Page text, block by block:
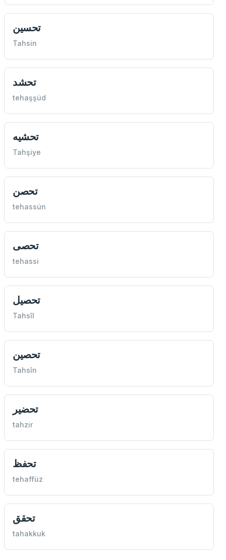
تحسين
Tahsin
تحشد
tehaşşüd
تحشيه
Tahşiye
تحصن
tehassün
تحصی
tehassi
تحصيل
Tahsîl
تحصين
Tahsîn
تحضير
tahzir
تحفظ
tehaffüz
تحقق
tahakkuk